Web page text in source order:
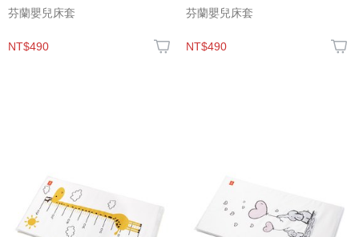
芬蘭嬰兒床套
NT$490
芬蘭嬰兒床套
NT$490